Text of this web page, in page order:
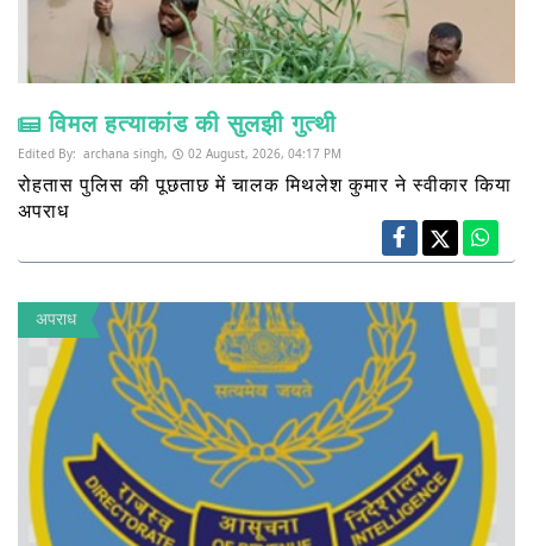
विमल हत्याकांड की सुलझी गुत्थी
Edited By: archana singh, 02 August, 2026, 04:17 PM
रोहतास पुलिस की पूछताछ में चालक मिथलेश कुमार ने स्वीकार किया
अपराध
अपराध